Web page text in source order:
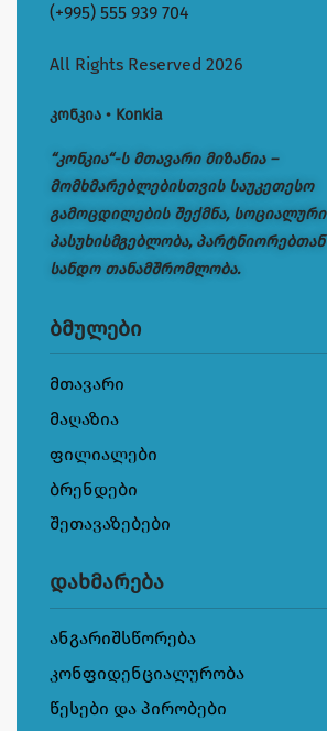
(+995) 555 939 704
All Rights Reserved 2026
კონკია • Konkia
“კონკია“-ს მთავარი მიზანია –
მომხმარებლებისთვის საუკეთესო
გამოცდილების შექმნა, სოციალური
პასუხისმგებლობა, პარტნიორებთან
სანდო თანამშრომლობა.
ბმულები
მთავარი
მაღაზია
ფილიალები
ბრენდები
შეთავაზებები
დახმარება
ანგარიშსწორება
კონფიდენციალურობა
წესები და პირობები